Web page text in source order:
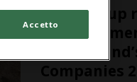
ECSA Group
Companies
Accetto